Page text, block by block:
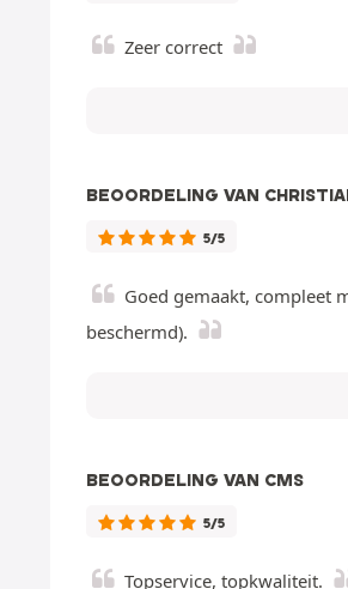
Zeer correct
BEOORDELING VAN
5/5
Goed gemaakt, compleet
beschermd).
BEOORDELING VAN CMS
5/5
Topservice, topkwaliteit.